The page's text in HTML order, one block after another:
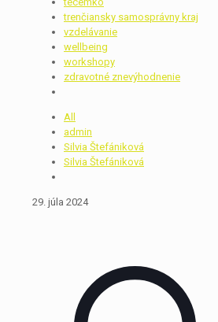
trenčiansky samosprávny kraj
vzdelávanie
wellbeing
workshopy
zdravotné znevýhodnenie
All
admin
Silvia Štefániková
Silvia Štefániková
29. júla 2024